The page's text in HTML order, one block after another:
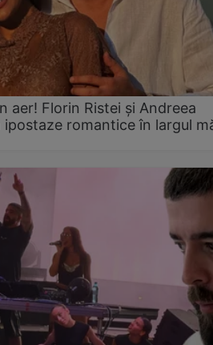
aer! Florin Ristei și Andreea
ipostaze romantice în largul